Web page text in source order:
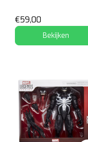
€59,00
Bekijken